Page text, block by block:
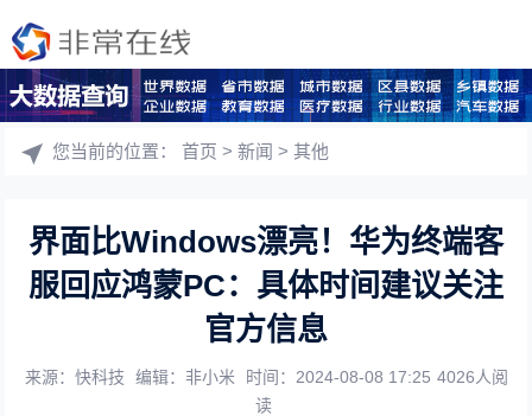
您当前的位置：首页 >新闻 >其他
界面比Windows漂亮！华为终端客
服回应鸿蒙PC：具体时间建议关注
官方信息
来源：快科技 编辑：非小米 时间：2024-08-08 17:25 4026人阅
读